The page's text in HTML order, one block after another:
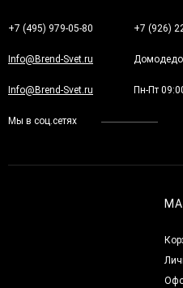
+7 (495) 979-05-80 +7 (926)
Info@Brend-Svet.ru
Info@Brend-Svet.ru Пн-Пт
Мы в соц.сетях